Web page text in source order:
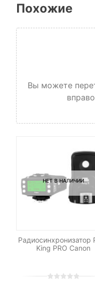
Похожие
Вы можете
НЕТ В НАЛИЧИИ
Радиосинхронизатор
King PRO Canon